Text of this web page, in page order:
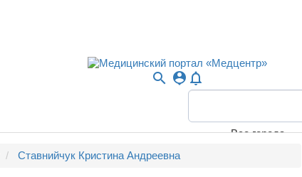
search person_pin notifications_none
Все города
Ставнийчук Кристина Андреевна